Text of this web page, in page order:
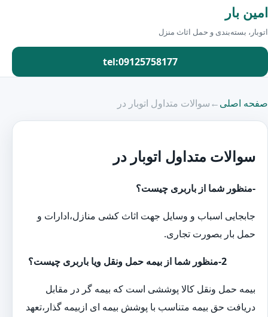
امین بار
اتوبار، بسته‌بندی و حمل اثاث منزل
tel:09125758177
صفحه اصلی←سوالات متداول اتوبار در
سوالات متداول اتوبار در
-منظور شما از باربری چیست؟
جابجایی اسباب و وسایل جهت اثاث کشی منازل،ادارات و
حمل بار بصورت تجاری.
2-منظور شما از بیمه حمل ونقل ویا باربری چیست؟
بیمه حمل ونقل کالا پوششی است که بیمه گر در مقابل
دریافت حق بیمه متناسب با پوشش بیمه ای ازبیمه گذار،تعهد